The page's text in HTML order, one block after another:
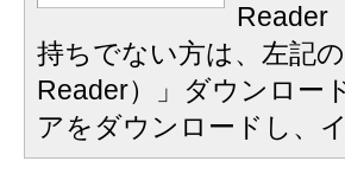
Reader
持ちでない方は、左記
Reader）」ダウンロー
アをダウンロードし、